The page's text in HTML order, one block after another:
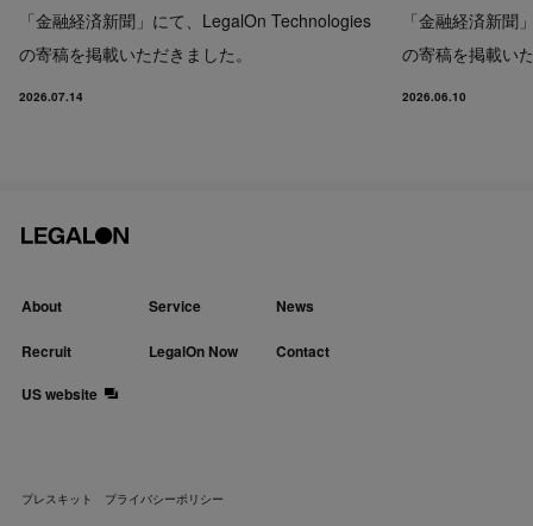
「金融経済新聞」にて、LegalOn Technologies
の寄稿を掲載いただきました。
2026.07.14
「金融経済新聞
の寄稿を掲載い
2026.06.10
About Service News
Recruit LegalOn Now
Contact
US website
プレスキット プライバシーポリシー